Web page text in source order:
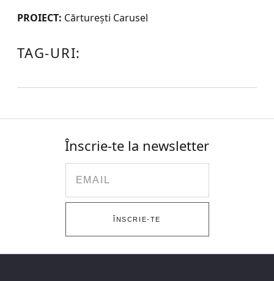
PROIECT: Cărturești Carusel
TAG-URI:
Înscrie-te la newsletter
ÎNSCRIE-TE